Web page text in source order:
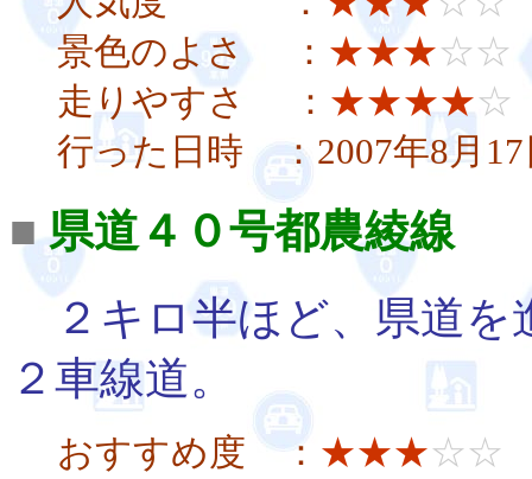
景色のよさ ： ★★★☆☆
走りやすさ ： ★★★★☆
行った日時 ：2007年8月17
■ 県道４０号都農綾線
２キロ半ほど、県道を
２車線道。
おすすめ度 ： ★★★☆☆